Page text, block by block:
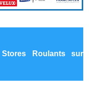
Roulants sur